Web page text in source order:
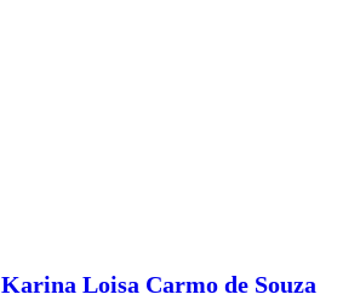
Karina Loisa Carmo de Souza